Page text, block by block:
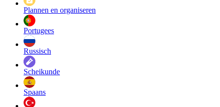
Plannen en organiseren
Portugees
Russisch
Scheikunde
Spaans